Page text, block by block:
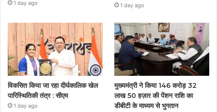
1 day ago 1 day ago
विकसित किया जा रहा दीर्घकालिक खेल
पारिस्थितिकी तंत्र : सीएम
1 day ago
मुख्यमंत्री ने किया 146 करोड़ 32
लाख 50 हज़ार की पेंशन राशि का
डीबीटी के माध्यम से भुगतान